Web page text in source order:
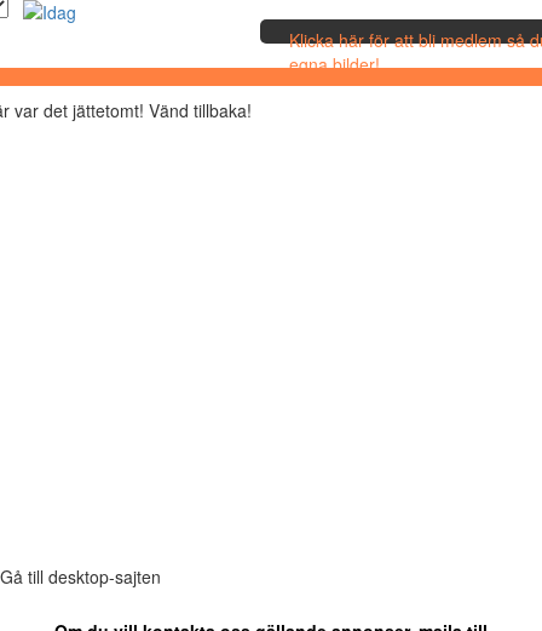
Klicka här för att bli medlem så
egna bilder!
var det jättetomt! Vänd tillbaka!
Gå till desktop-sajten